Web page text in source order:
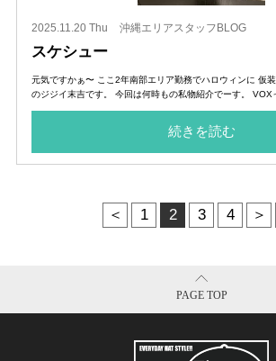
2025.11.20 Thu 沖縄エリアスタッフBLOG
スケシュー
元気ですかぁ〜 ここ2年南部エリア勤務でハロウィンに 仮
のジジイ末吉です。 今回は何時もの私物紹介でーす。 VOX
続きを読む
＜ 1 2 3 4 ＞
PAGE TOP